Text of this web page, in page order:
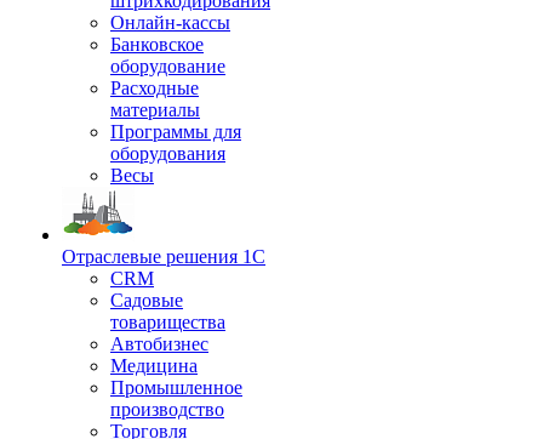
Онлайн-кассы
Банковское
оборудование
Расходные
материалы
Программы для
оборудования
Весы
Отраслевые решения 1С
CRM
Садовые
товарищества
Автобизнес
Медицина
Промышленное
производство
Торговля